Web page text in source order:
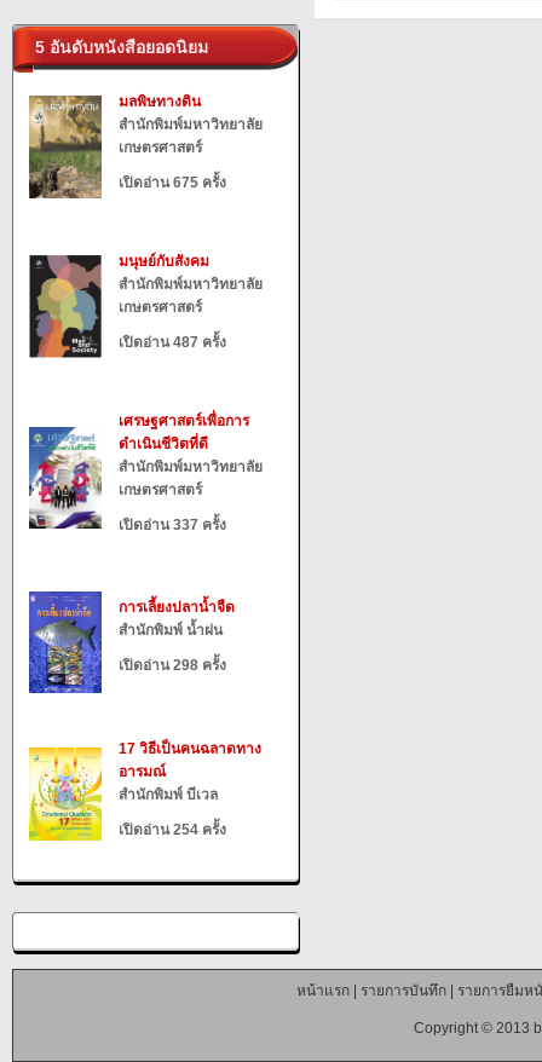
5 อันดับหนังสือยอดนิยม
มลพิษทางดิน
สำนักพิมพ์มหาวิทยาลัย
เกษตรศาสตร์
เปิดอ่าน 675 ครั้ง
มนุษย์กับสังคม
สำนักพิมพ์มหาวิทยาลัย
เกษตรศาสตร์
เปิดอ่าน 487 ครั้ง
เศรษฐศาสตร์เพื่อการ
ดำเนินชีวิตที่ดี
สำนักพิมพ์มหาวิทยาลัย
เกษตรศาสตร์
เปิดอ่าน 337 ครั้ง
การเลี้ยงปลาน้ำจืด
สำนักพิมพ์ น้ำฝน
เปิดอ่าน 298 ครั้ง
17 วิธีเป็นคนฉลาดทาง
อารมณ์
สำนักพิมพ์ บีเวล
เปิดอ่าน 254 ครั้ง
หน้าแรก| รายการบันทึก| รายการยืมห
Copyright © 2013